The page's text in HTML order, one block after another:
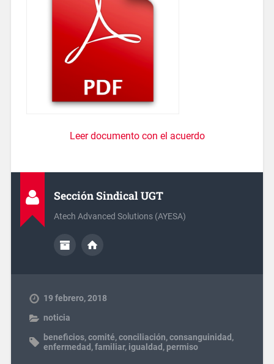
Leer documento con el acuerdo
Sección Sindical UGT
Atech Advanced Solutions (AYESA)
19 febrero, 2018
noticia
beneficios,comité,conciliación,consanguinidad ,
enfermedad ,familiar, igualdad , permiso